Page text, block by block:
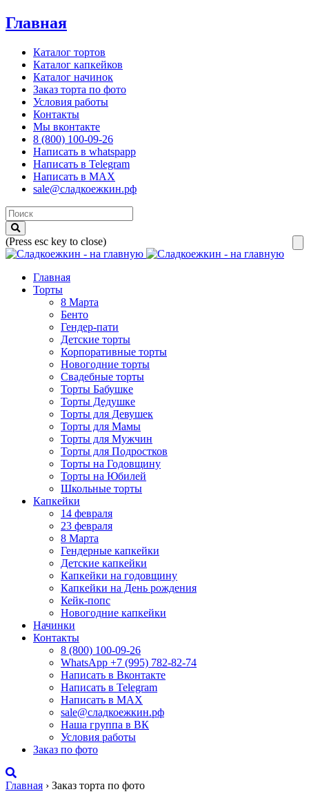
Главная
Каталог тортов
Каталог капкейков
Каталог начинок
Заказ торта по фото
Условия работы
Контакты
Мы вконтакте
8 (800) 100-09-26
Написать в whatspapp
Написать в Telegram
Написать в MAX
sale@сладкоежкин.рф
(Press esc key to close)
Главная
Торты
8 Марта
Бенто
Гендер-пати
Детские торты
Корпоративные торты
Новогодние торты
Свадебные торты
Торты Бабушке
Торты Дедушке
Торты для Девушек
Торты для Мамы
Торты для Мужчин
Торты для Подростков
Торты на Годовщину
Торты на Юбилей
Школьные торты
Капкейки
14 февраля
23 февраля
8 Марта
Гендерные капкейки
Детские капкейки
Капкейки на годовщину
Капкейки на День рождения
Кейк-попс
Новогодние капкейки
Начинки
Контакты
8 (800) 100-09-26
WhatsApp +7 (995) 782-82-74
Написать в Вконтакте
Написать в Telegram
Написать в MAX
sale@сладкоежкин.рф
Наша группа в ВК
Условия работы
Заказ по фото
Главная › Заказ торта по фото